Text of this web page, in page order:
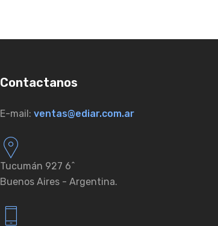
Contactanos
E-mail: ventas@ediar.com.ar
Tucumán 927 6ˆ
Buenos Aires - Argentina.